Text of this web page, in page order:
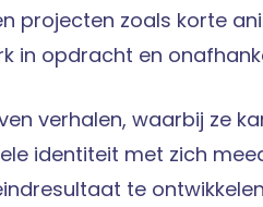
projecten zoals korte
in opdracht en
verhalen, waarbij ze
identiteit met zich
te